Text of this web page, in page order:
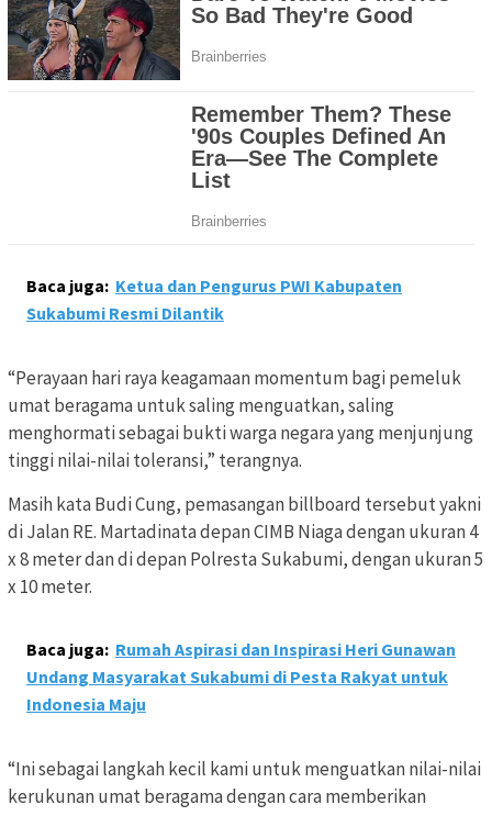
Baca juga: Ketua dan Pengurus PWI Kabupaten
Sukabumi Resmi Dilantik
“Perayaan hari raya keagamaan momentum bagi pemeluk
umat beragama untuk saling menguatkan, saling
menghormati sebagai bukti warga negara yang menjunjung
tinggi nilai-nilai toleransi,” terangnya.
Masih kata Budi Cung, pemasangan billboard tersebut yakni
di Jalan RE. Martadinata depan CIMB Niaga dengan ukuran 4
x 8 meter dan di depan Polresta Sukabumi, dengan ukuran 5
x 10 meter.
Baca juga: Rumah Aspirasi dan Inspirasi Heri Gunawan
Undang Masyarakat Sukabumi di Pesta Rakyat untuk
Indonesia Maju
“Ini sebagai langkah kecil kami untuk menguatkan nilai-nilai
kerukunan umat beragama dengan cara memberikan